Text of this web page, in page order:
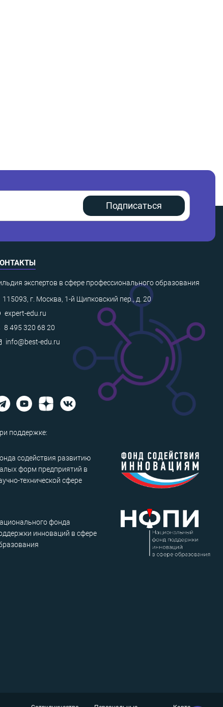
Подписаться
экспертов в сфере профессионального образования
115093, г. Москва, 1-й Щипковский пер., д. 20
expert-edu.ru
8 495 320 68 20
info@best-edu.ru
поддержке:
содействия развитию
форм предприятий в
технической сфере
фонда
инноваций в сфере